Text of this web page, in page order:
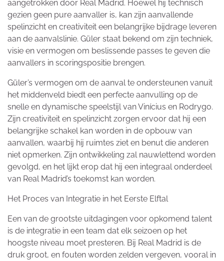
aangetrokken door Real Madrid. Hoewel hij technisch
gezien geen pure aanvaller is, kan zijn aanvallende
spelinzicht en creativiteit een belangrijke bijdrage leveren
aan de aanvalslinie. Güler staat bekend om zijn techniek,
visie en vermogen om beslissende passes te geven die
aanvallers in scoringspositie brengen.
Güler’s vermogen om de aanval te ondersteunen vanuit
het middenveld biedt een perfecte aanvulling op de
snelle en dynamische speelstijl van Vinícius en Rodrygo.
Zijn creativiteit en spelinzicht zorgen ervoor dat hij een
belangrijke schakel kan worden in de opbouw van
aanvallen, waarbij hij ruimtes ziet en benut die anderen
niet opmerken. Zijn ontwikkeling zal nauwlettend worden
gevolgd, en het lijkt erop dat hij een integraal onderdeel
van Real Madrid’s toekomst kan worden.
Het Proces van Integratie in het Eerste Elftal
Een van de grootste uitdagingen voor opkomend talent
is de integratie in een team dat elk seizoen op het
hoogste niveau moet presteren. Bij Real Madrid is de
druk groot, en fouten worden zelden vergeven, vooral in